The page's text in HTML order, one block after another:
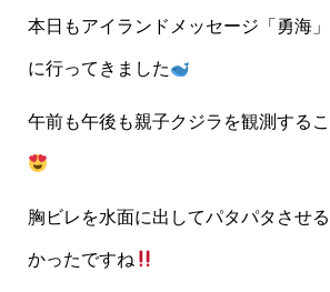
本日もアイランドメッセージ「勇海
に行ってきました
午前も午後も親子クジラを観測する
胸ビレを水面に出してパタパタさせ
かったですね